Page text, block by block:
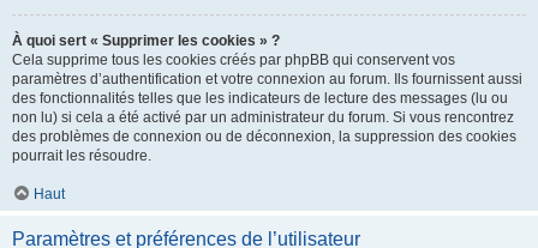
À quoi sert « Supprimer les cookies » ?
Cela supprime tous les cookies créés par phpBB qui conservent vos
paramètres d’authentification et votre connexion au forum. Ils fournissent aussi
des fonctionnalités telles que les indicateurs de lecture des messages (lu ou
non lu) si cela a été activé par un administrateur du forum. Si vous rencontrez
des problèmes de connexion ou de déconnexion, la suppression des cookies
pourrait les résoudre.
Haut
Paramètres et préférences de l’utilisateur